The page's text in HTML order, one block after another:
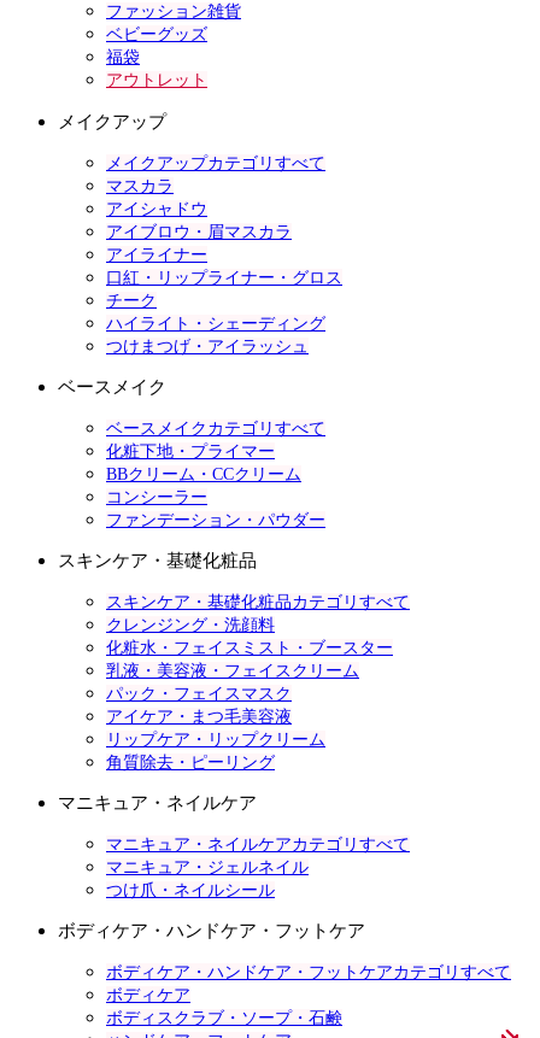
ファッション雑貨
ベビーグッズ
福袋
アウトレット
メイクアップ
メイクアップカテゴリすべて
マスカラ
アイシャドウ
アイブロウ・眉マスカラ
アイライナー
口紅・リップライナー・グロス
チーク
ハイライト・シェーディング
つけまつげ・アイラッシュ
ベースメイク
ベースメイクカテゴリすべて
化粧下地・プライマー
BBクリーム・CCクリーム
コンシーラー
ファンデーション・パウダー
スキンケア・基礎化粧品
スキンケア・基礎化粧品カテゴリすべて
クレンジング・洗顔料
化粧水・フェイスミスト・ブースター
乳液・美容液・フェイスクリーム
パック・フェイスマスク
アイケア・まつ毛美容液
リップケア・リップクリーム
角質除去・ピーリング
マニキュア・ネイルケア
マニキュア・ネイルケアカテゴリすべて
マニキュア・ジェルネイル
つけ爪・ネイルシール
ボディケア・ハンドケア・フットケア
ボディケア・ハンドケア・フットケアカテゴリすべて
ボディケア
ボディスクラブ・ソープ・石鹸